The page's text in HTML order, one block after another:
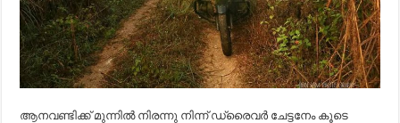
ആനവണ്ടിക്ക് മുന്നിൽ നിരന്നു നിന്ന് ഡ്രൈവർ ചേട്ടനേം കൂടെ